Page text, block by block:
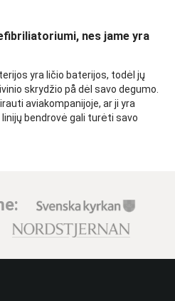
nes jame yra
yra ličio baterijos, todėl jų
skrydžio på dėl savo degumo.
aviakompanijoje, ar ji yra
linijų bendrovė gali turėti savo